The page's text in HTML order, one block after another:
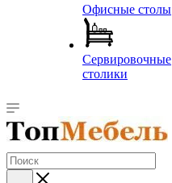
Офисные столы
Сервировочные
столики